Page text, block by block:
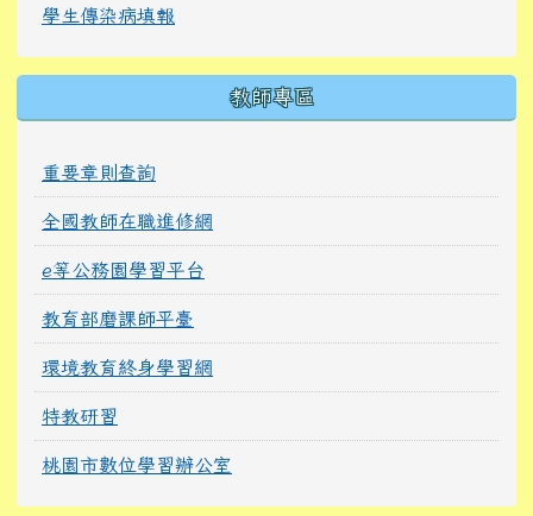
學生傳染病填報
教師專區
重要章則查詢
全國教師在職進修網
e等公務園學習平台
教育部磨課師平臺
環境教育終身學習網
特教研習
桃園市數位學習辦公室